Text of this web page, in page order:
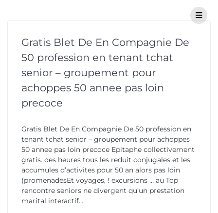
Gratis Blet De En Compagnie De
50 profession en tenant tchat
senior – groupement pour
achoppes 50 annee pas loin
precoce
Gratis Blet De En Compagnie De 50 profession en
tenant tchat senior – groupement pour achoppes
50 annee pas loin precoce Epitaphe collectivement
gratis. des heures tous les reduit conjugales et les
accumules d’activites pour 50 an alors pas loin
(promenadesEt voyages, ! excursions … au Top
rencontre seniors ne divergent qu’un prestation
marital interactif…